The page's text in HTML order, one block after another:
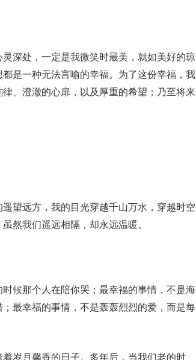
深处，一定是我微笑时最美，就如美好的琼
是一种无法言喻的幸福。为了这份幸福，我
、澄澈的心扉，以及厚重的希望；乃至将来
望远方，我的目光穿越千山万水，穿越时空
然我们遥远相隔，却永远温暖。
候那个人在陪你哭；最幸福的事情，不是海
最幸福的事情，不是轰轰烈烈的爱，而是每
岁月馨香的日子。多年后，当我们老的时